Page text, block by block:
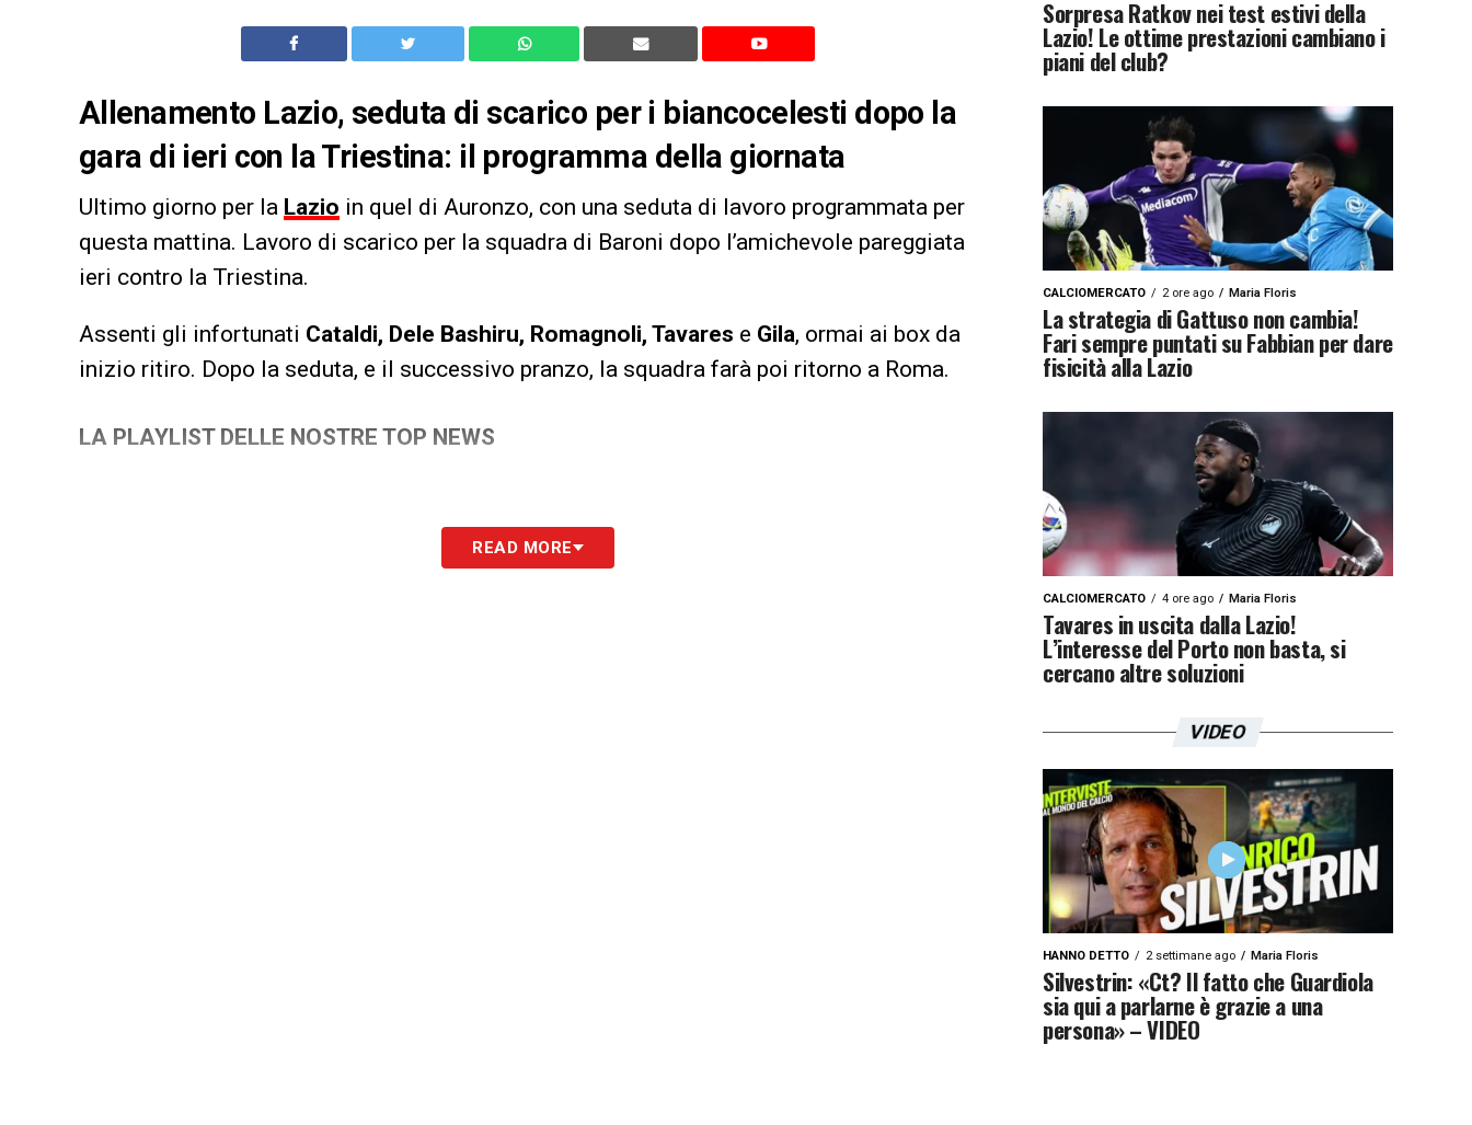
Allenamento Lazio, seduta di scarico per i biancocelesti dopo la
gara di ieri con la Triestina: il programma della giornata
Ultimo giorno per la Lazio in quel di Auronzo, con una seduta di lavoro programmata per
questa mattina. Lavoro di scarico per la squadra di Baroni dopo l’amichevole pareggiata
ieri contro la Triestina.
Assenti gli infortunati Cataldi, Dele Bashiru, Romagnoli, Tavares e Gila, ormai ai box da
inizio ritiro. Dopo la seduta, e il successivo pranzo, la squadra farà poi ritorno a Roma.
LA PLAYLIST DELLE NOSTRE TOP NEWS
READ MORE
Sorpresa Ratkov nei test estivi della
Lazio! Le ottime prestazioni cambiano i
piani del club?
CALCIOMERCATO 2 ore ago Maria Floris
La strategia di Gattuso non cambia!
Fari sempre puntati su Fabbian per dare
fisicità alla Lazio
CALCIOMERCATO 4 ore ago Maria Floris
Tavares in uscita dalla Lazio!
L’interesse del Porto non basta, si
cercano altre soluzioni
VIDEO
HANNO DETTO 2 settimane ago Maria Floris
Silvestrin: «Ct? Il fatto che Guardiola
sia qui a parlarne è grazie a una
persona» – VIDEO